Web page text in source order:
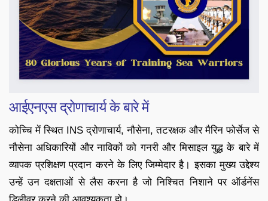
आईएनएस द्रोणाचार्य के बारे में
कोच्चि में स्थित INS द्रोणाचार्य, नौसेना, तटरक्षक और मैरिन फोर्सेज से
नौसेना अधिकारियों और नाविकों को गनरी और मिसाइल युद्ध के बारे में
व्यापक प्रशिक्षण प्रदान करने के लिए जिम्मेदार है। इसका मुख्य उद्देश्य
उन्हें उन दक्षताओं से लैस करना है जो निश्चित निशाने पर ऑर्डनेंस